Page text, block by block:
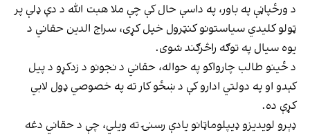
د ورځپاڼې په باور، په داسې حال کې چې ملا هبت الله د دې ډلې پر
ټولو کلیدي سیاستونو کنټرول خپل کړی، سراج الدین حقاني د
یوه سیال په توګه راڅرګند شوی.
د ځینو طالب چارواکو په حواله، حقاني د نجونو د زدکړو د پیل
کېدو او په دولتي ادارو کې د ښځو کار ته په خصوصي ډول لابي
کړې ده.
ډېرو لویدیزو ډیپلوماټانو یادې رسنۍ ته ویلي، چې د حقاني دغه